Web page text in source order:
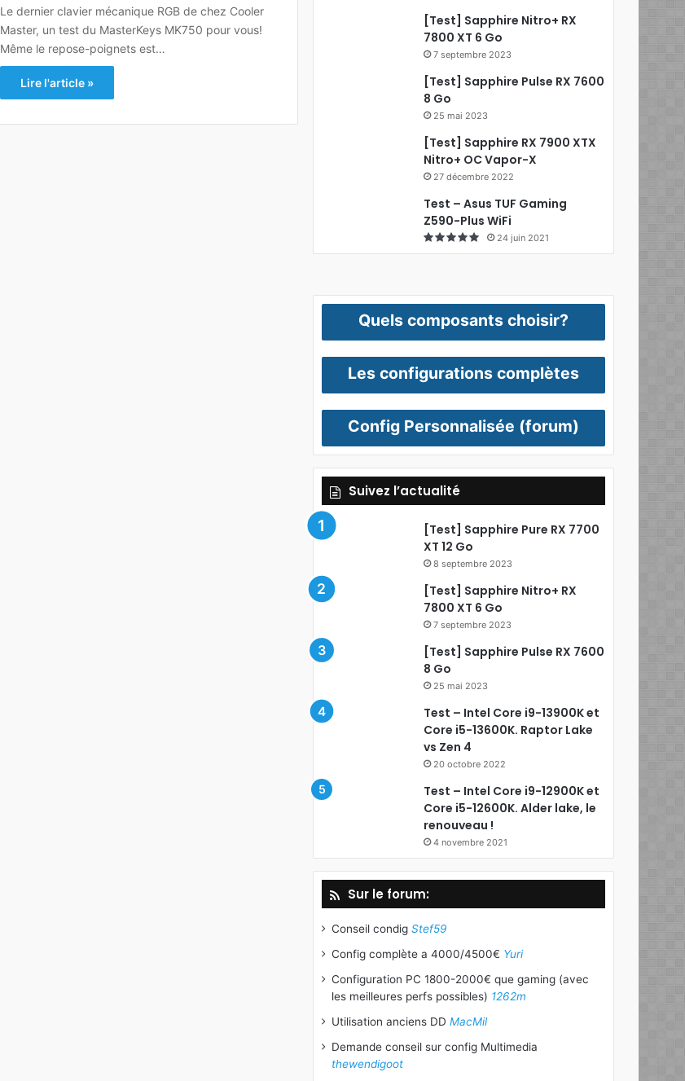
Le dernier clavier mécanique RGB de chez Cooler
Master, un test du MasterKeys MK750 pour vous!
Même le repose-poignets est…
Lire l'article »
[Test] Sapphire Nitro+ RX
7800 XT 6 Go
7 septembre 2023
[Test] Sapphire Pulse RX 7600
8 Go
25 mai 2023
[Test] Sapphire RX 7900 XTX
Nitro+ OC Vapor-X
27 décembre 2022
Test – Asus TUF Gaming
Z590-Plus WiFi
24 juin 2021
Quels composants choisir?
Les configurations complètes
Config Personnalisée (forum)
Suivez l’actualité
[Test] Sapphire Pure RX 7700
XT 12 Go
8 septembre 2023
[Test] Sapphire Nitro+ RX
7800 XT 6 Go
7 septembre 2023
[Test] Sapphire Pulse RX 7600
8 Go
25 mai 2023
Test – Intel Core i9-13900K et
Core i5-13600K. Raptor Lake
vs Zen 4
20 octobre 2022
Test – Intel Core i9-12900K et
Core i5-12600K. Alder lake, le
renouveau !
4 novembre 2021
Sur le forum:
Conseil condig Stef59
Config complète a 4000/4500€ Yuri
Configuration PC 1800-2000€ que gaming (avec
les meilleures perfs possibles) 1262m
Utilisation anciens DD MacMil
Demande conseil sur config Multimedia
thewendigoot